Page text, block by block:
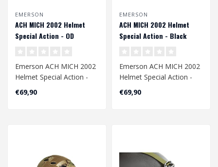
EMERSON
ACH MICH 2002 Helmet
Special Action - OD
Emerson ACH MICH 2002
Helmet Special Action -
OD
€69,90
EMERSON
ACH MICH 2002 Helmet
Special Action - Black
Emerson ACH MICH 2002
Helmet Special Action -
Black
€69,90